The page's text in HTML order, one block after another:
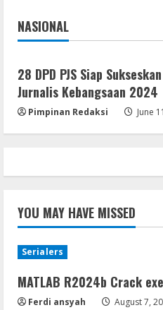
5
Lan
Deluxe
for Desktop
NASIONAL
Jakarta
28 DPD PJS Siap
Jurnalis Kebangsaan 2024
Pimpinan Redaksi June
YOU MAY HAVE MISSED
Serialers
MATLAB R2024b Crack
Ferdi ansyah August 7,